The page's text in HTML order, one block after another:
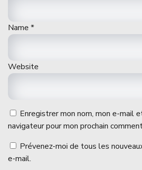
Name *
Website
Enregistrer mon nom, mon e-mail
navigateur pour mon prochain
Prévenez-moi de tous les
e-mail.